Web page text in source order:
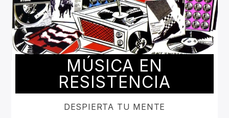
MÚSICA EN
RESISTENCIA
DESPIERTA TU MENTE